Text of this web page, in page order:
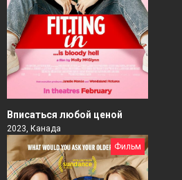
Вписаться любой ценой
2023, Канада
Фильм